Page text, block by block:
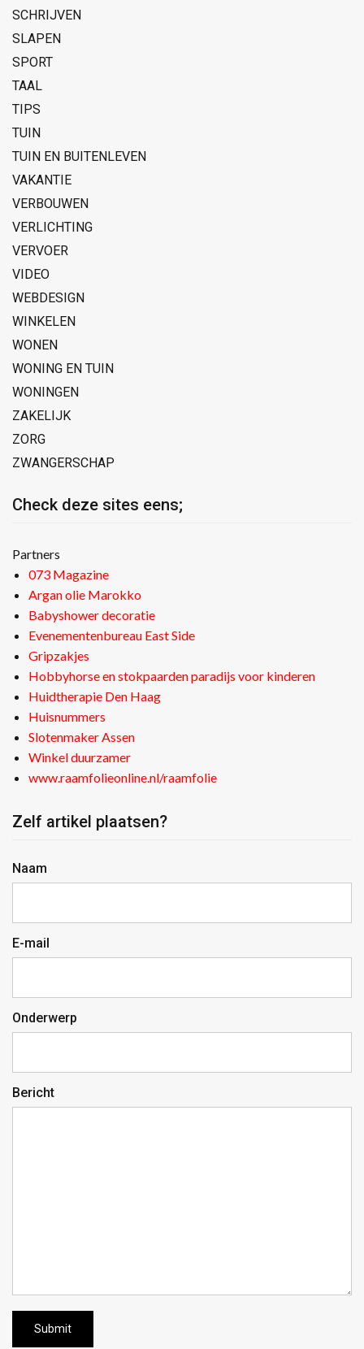
SCHRIJVEN
SLAPEN
SPORT
TAAL
TIPS
TUIN
TUIN EN BUITENLEVEN
VAKANTIE
VERBOUWEN
VERLICHTING
VERVOER
VIDEO
WEBDESIGN
WINKELEN
WONEN
WONING EN TUIN
WONINGEN
ZAKELIJK
ZORG
ZWANGERSCHAP
Check deze sites eens;
Partners
073 Magazine
Argan olie Marokko
Babyshower decoratie
Evenementenbureau East Side
Gripzakjes
Hobbyhorse en stokpaarden paradijs voor kinderen
Huidtherapie Den Haag
Huisnummers
Slotenmaker Assen
Winkel duurzamer
www.raamfolieonline.nl/raamfolie
Zelf artikel plaatsen?
Naam
E-mail
Onderwerp
Bericht